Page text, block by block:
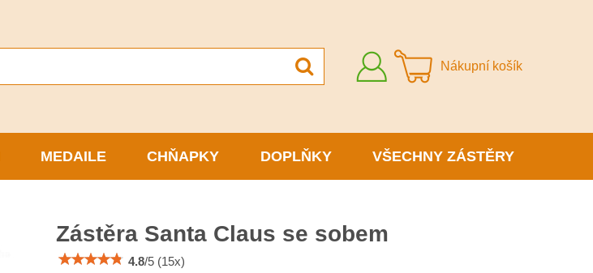
Přihlásit
se
Nákupní košík
MEDAILE CHŇAPKY DOPLŇKY VŠECHNY ZÁSTĚRY
Zástěra Santa Claus se sobem
4.8/5 (15x)